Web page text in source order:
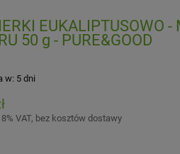
EUKALIPTUSOWO
50 g - PURE&GOOD
w: 5 dni
VAT, bez kosztów dostawy